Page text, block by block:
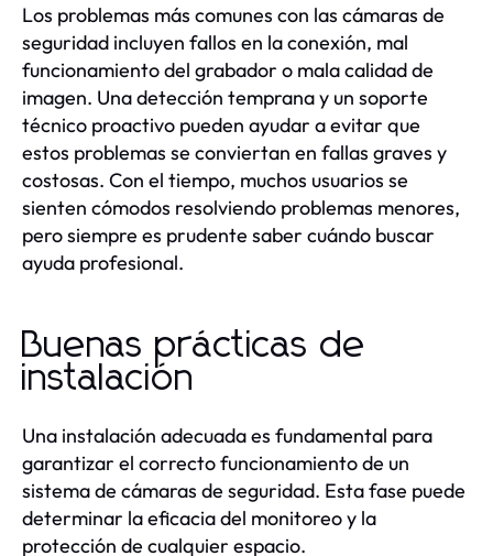
Los problemas más comunes con las cámaras de
seguridad incluyen fallos en la conexión, mal
funcionamiento del grabador o mala calidad de
imagen. Una detección temprana y un soporte
técnico proactivo pueden ayudar a evitar que
estos problemas se conviertan en fallas graves y
costosas. Con el tiempo, muchos usuarios se
sienten cómodos resolviendo problemas menores,
pero siempre es prudente saber cuándo buscar
ayuda profesional.
Buenas prácticas de
instalación
Una instalación adecuada es fundamental para
garantizar el correcto funcionamiento de un
sistema de cámaras de seguridad. Esta fase puede
determinar la eficacia del monitoreo y la
protección de cualquier espacio.